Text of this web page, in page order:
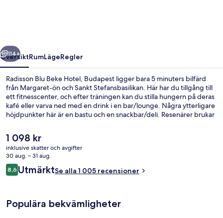
Nästa
114+
ÖversiktRumLägeRegler
Radisson Blu Beke Hotel, Budapest ligger bara 5 minuters bilfärd
från Margaret-ön och Sankt Stefansbasilikan. Här har du tillgång till
ett fitnesscenter, och efter träningen kan du stilla hungern på deras
kafé eller varva ned med en drink i en bar/lounge. Några ytterligare
höjdpunkter här är en bastu och en snackbar/deli. Resenärer brukar
standarden. Kollektivtrafik finns i närheten. Till Nyugati Pályaudvar
M spårvagnshållplats tar det 4 minuter att gå och till Oktogon M
spårvagnshållplats är det 5 minuter.
Det
nuvarande
priset
är
1 098 kr
1 098 kr
inklusive skatter och avgifter
30 aug. – 31 aug.
Recensioner
8,68,6 av 10,
UtmärktSe alla 1 005 recensioner
Populära bekvämligheter